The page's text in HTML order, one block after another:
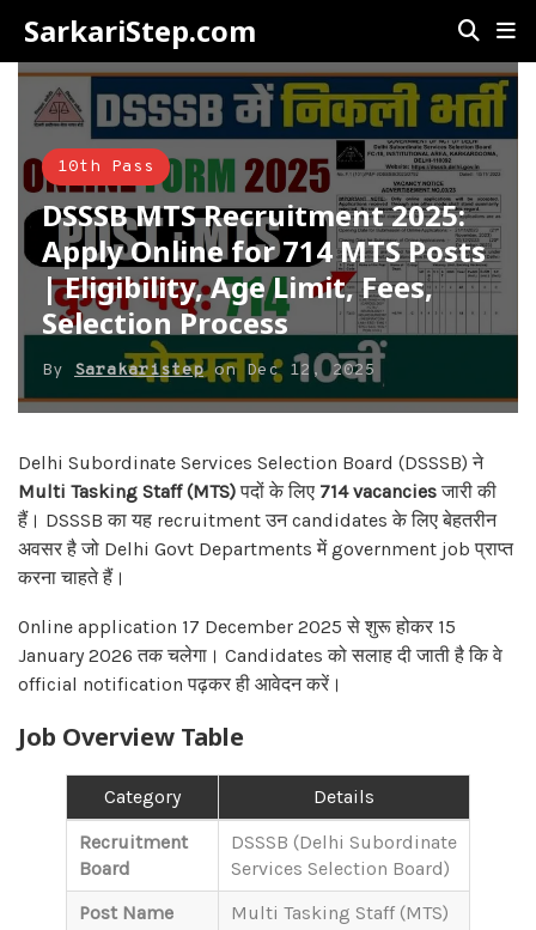
SarkariStep.com
10th Pass
DSSSB MTS Recruitment 2025:
Apply Online for 714 MTS Posts
| Eligibility, Age Limit, Fees,
Selection Process
By Sarakaristepon Dec 12, 2025
Delhi Subordinate Services Selection Board (DSSSB) ने
Multi Tasking Staff (MTS)पदों के लिए 714 vacanciesजारी की
हैं। DSSSB का यह recruitment उन candidates के लिए बेहतरीन
अवसर है जो Delhi Govt Departments में government job प्राप्त
करना चाहते हैं।
Online application 17 December 2025 से शुरू होकर 15
January 2026 तक चलेगा। Candidates को सलाह दी जाती है कि वे
official notification पढ़कर ही आवेदन करें।
Job Overview Table
Category
Details
Recruitment
Board
DSSSB (Delhi Subordinate
Services Selection Board)
Post Name
Multi Tasking Staff (MTS)